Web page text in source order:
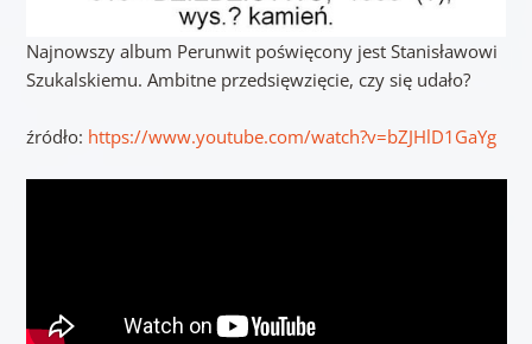
Najnowszy album Perunwit poświęcony jest Stanisławowi
Szukalskiemu. Ambitne przedsięwzięcie, czy się udało?
źródło: https://www.youtube.com/watch?v=bZJHlD1GaYg